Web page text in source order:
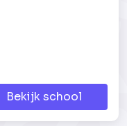
Bekijk school